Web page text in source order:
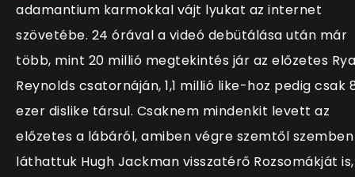
adamantium karmokkal vájt lyukat az internet
szövetébe. 24 órával a videó debütálása után már
több, mint 20 millió megtekintés jár az előzetes
Reynolds csatornáján, 1,1 millió like-hoz pedig csak
ezer dislike társul. Csaknem mindenkit levett az
előzetes a lábáról, amiben végre szemtől szemben
láthattuk Hugh Jackman visszatérő Rozsomákját is,